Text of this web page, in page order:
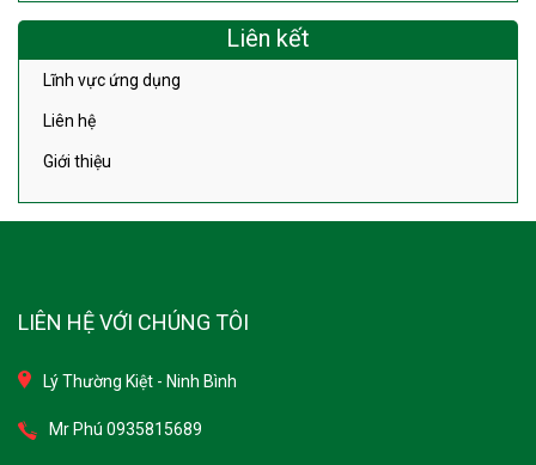
Liên kết
Lĩnh vực ứng dụng
Liên hệ
Giới thiệu
LIÊN HỆ VỚI CHÚNG TÔI
Lý Thường Kiệt - Ninh Bình
Mr Phú 0935815689